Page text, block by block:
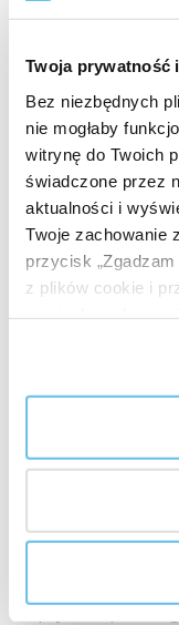
Twoja prywatność
Bez niezbędnych
nie mogłaby
witrynę do Twoich
świadczone przez
aktualności i
Twoje zachowanie
przycisk
z plików cookie i
Sposób użycia
Zwilż
dyskomfort
nałożeniem
relaksującą
Delikatnie
obszar, który
stóp lub
jest gotowy do
Ciesz się
z dziećmi,
Caprylic/Capric